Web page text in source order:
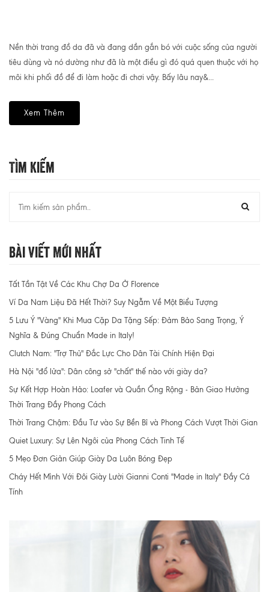
Nền thời trang đồ da đã và đang dần gắn bó với cuộc sống của người
tiêu dùng và nó dường như đã là một điều gì đó quá quen thuộc với họ
môi khi phối đồ để đi làm hoặc đi chơi vậy. Bấy lâu nay&...
Xem Thêm
Tìm Kiếm
Bài Viết Mới Nhất
Tất Tần Tật Về Các Khu Chợ Da Ở Florence
Ví Da Nam Liệu Đã Hết Thời? Suy Ngẫm Về Một Biểu Tượng
5 Lưu Ý "Vàng" Khi Mua Cặp Da Tặng Sếp: Đảm Bảo Sang Trọng, Ý
Nghĩa & Đúng Chuẩn Made in Italy!
Clutch Nam: "Trợ Thủ" Đắc Lực Cho Dân Tài Chính Hiện Đại
Hà Nội "đổ lửa": Dân công sở "chất" thế nào với giày da?
Sự Kết Hợp Hoàn Hảo: Loafer và Quần Ống Rộng - Bản Giao Hưởng
Thời Trang Đầy Phong Cách
Thời Trang Chậm: Đầu Tư vào Sự Bền Bỉ và Phong Cách Vượt Thời Gian
Quiet Luxury: Sự Lên Ngôi của Phong Cách Tinh Tế
5 Mẹo Đơn Giản Giúp Giày Da Luôn Bóng Đẹp
Cháy Hết Mình Với Đôi Giày Lười Gianni Conti "Made in Italy" Đầy Cá
Tính